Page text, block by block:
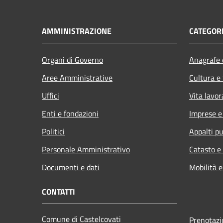
AMMINISTRAZIONE
Organi di Governo
Aree Amministrative
Uffici
Enti e fondazioni
Politici
Personale Amministrativo
Documenti e dati
Cultura
Vita
Imprese
Appalti
Catasto
Mobilità
CONTATTI
Comune di Castelcovati